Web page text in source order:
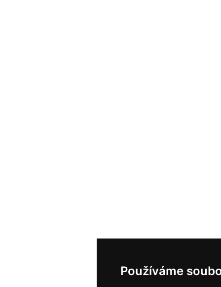
Používáme